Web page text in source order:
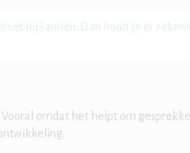
inplannen. Dan houd je er
omdat het helpt om